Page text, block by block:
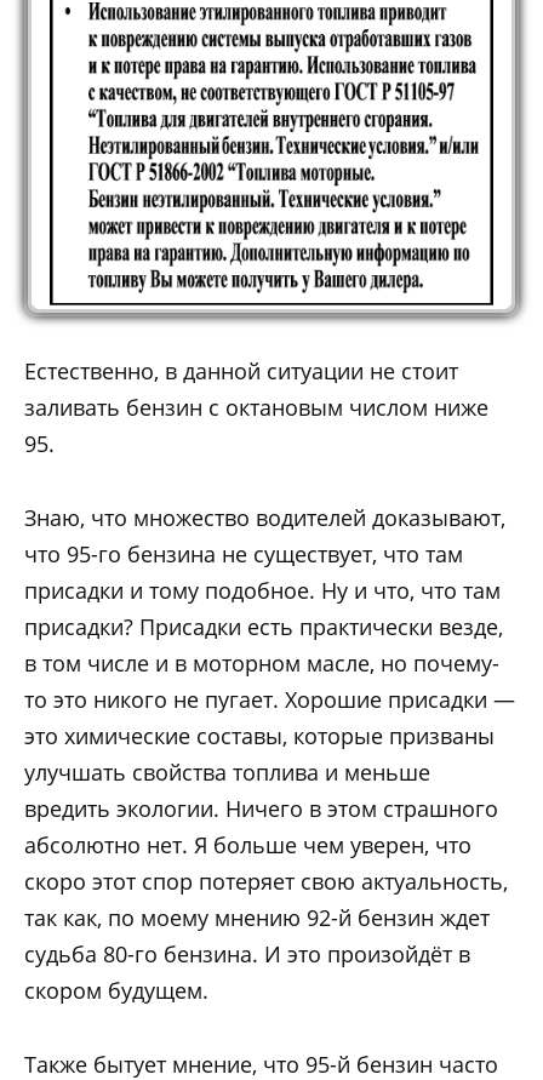
Естественно, в данной ситуации не стоит
заливать бензин с октановым числом ниже
95.
Знаю, что множество водителей доказывают,
что 95-го бензина не существует, что там
присадки и тому подобное. Ну и что, что там
присадки? Присадки есть практически везде,
в том числе и в моторном масле, но почему-
то это никого не пугает. Хорошие присадки —
это химические составы, которые призваны
улучшать свойства топлива и меньше
вредить экологии. Ничего в этом страшного
абсолютно нет. Я больше чем уверен, что
скоро этот спор потеряет свою актуальность,
так как, по моему мнению 92-й бензин ждет
судьба 80-го бензина. И это произойдёт в
скором будущем.
Также бытует мнение, что 95-й бензин часто